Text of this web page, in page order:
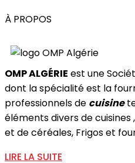
À PROPOS
OMP ALGÉRIE est une
dont la spécialité est la
professionnels de cuisine
éléments divers de
et de céréales, Frigos et
LIRE LA SUITE